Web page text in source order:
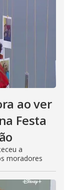
ao ver
Festa
a
moradores